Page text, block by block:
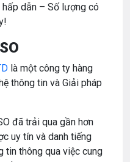
dẫn – Số lượng có
là một công ty hàng
thông tin và Giải pháp
đã trải qua gần hơn
uy tín và danh tiếng
tin thông qua việc cung